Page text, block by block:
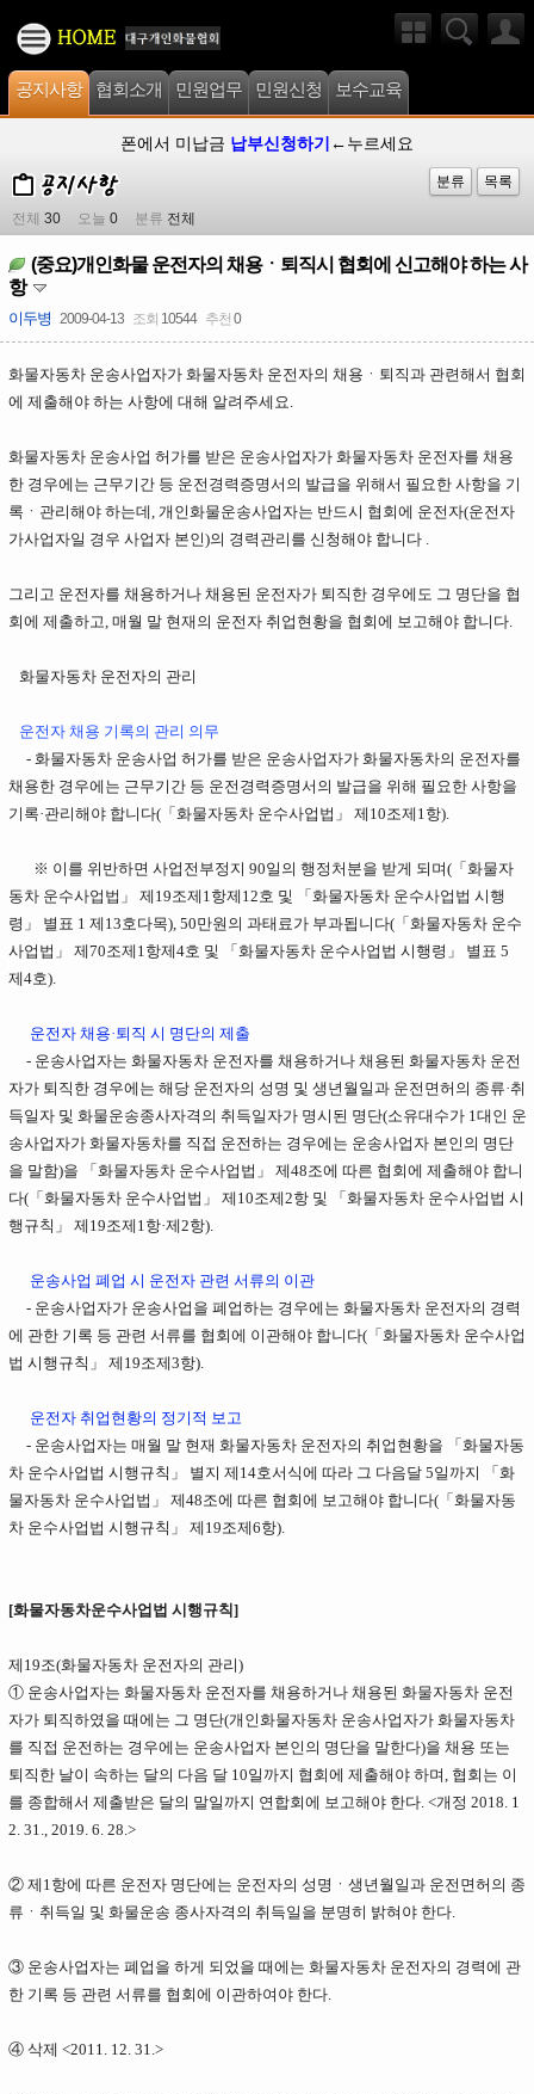
공지사항 협회소개 민원업무 민원신청 보수교육
폰에서 미납금 납부신청하기 ←누르세요
분류 목록
전체 30 오늘 0 분류 전체
(중요)개인화물 운전자의 채용ㆍ퇴직시 협회에 신고해야 하는 사
항
이두병 2009-04-13 조회 10544 추천 0
화물자동차 운송사업자가 화물자동차 운전자의 채용ㆍ퇴직과 관련해서 협회
에 제출해야 하는 사항에 대해 알려주세요.
화물자동차 운송사업 허가를 받은 운송사업자가 화물자동차 운전자를 채용
한 경우에는 근무기간 등 운전경력증명서의 발급을 위해서 필요한 사항을 기
록ㆍ관리해야 하는데, 개인화물운송사업자는 반드시 협회에 운전자(운전자
가사업자일 경우 사업자 본인)의 경력관리를 신청해야 합니다 .
그리고 운전자를 채용하거나 채용된 운전자가 퇴직한 경우에도 그 명단을 협
회에 제출하고, 매월 말 현재의 운전자 취업현황을 협회에 보고해야 합니다.
화물자동차 운전자의 관리
운전자 채용 기록의 관리 의무
- 화물자동차 운송사업 허가를 받은 운송사업자가 화물자동차의 운전자를
채용한 경우에는 근무기간 등 운전경력증명서의 발급을 위해 필요한 사항을
기록·관리해야 합니다(「화물자동차 운수사업법」 제10조제1항).
※ 이를 위반하면 사업전부정지 90일의 행정처분을 받게 되며(「화물자
동차 운수사업법」 제19조제1항제12호 및 「화물자동차 운수사업법 시행
령」 별표 1 제13호다목), 50만원의 과태료가 부과됩니다(「화물자동차 운수
사업법」 제70조제1항제4호 및 「화물자동차 운수사업법 시행령」 별표 5
제4호).
운전자 채용·퇴직 시 명단의 제출
- 운송사업자는 화물자동차 운전자를 채용하거나 채용된 화물자동차 운전
자가 퇴직한 경우에는 해당 운전자의 성명 및 생년월일과 운전면허의 종류·취
득일자 및 화물운송종사자격의 취득일자가 명시된 명단(소유대수가 1대인 운
송사업자가 화물자동차를 직접 운전하는 경우에는 운송사업자 본인의 명단
을 말함)을 「화물자동차 운수사업법」 제48조에 따른 협회에 제출해야 합니
다(「화물자동차 운수사업법」 제10조제2항 및 「화물자동차 운수사업법 시
행규칙」 제19조제1항·제2항).
운송사업 폐업 시 운전자 관련 서류의 이관
- 운송사업자가 운송사업을 폐업하는 경우에는 화물자동차 운전자의 경력
에 관한 기록 등 관련 서류를 협회에 이관해야 합니다(「화물자동차 운수사업
법 시행규칙」 제19조제3항).
운전자 취업현황의 정기적 보고
- 운송사업자는 매월 말 현재 화물자동차 운전자의 취업현황을 「화물자동
차 운수사업법 시행규칙」 별지 제14호서식에 따라 그 다음달 5일까지 「화
물자동차 운수사업법」 제48조에 따른 협회에 보고해야 합니다(「화물자동
차 운수사업법 시행규칙」 제19조제6항).
[화물자동차운수사업법 시행규칙]
제19조(화물자동차 운전자의 관리)
① 운송사업자는 화물자동차 운전자를 채용하거나 채용된 화물자동차 운전
자가 퇴직하였을 때에는 그 명단(개인화물자동차 운송사업자가 화물자동차
를 직접 운전하는 경우에는 운송사업자 본인의 명단을 말한다)을 채용 또는
퇴직한 날이 속하는 달의 다음 달 10일까지 협회에 제출해야 하며, 협회는 이
를 종합해서 제출받은 달의 말일까지 연합회에 보고해야 한다. <개정 2018. 1
2. 31., 2019. 6. 28.>
② 제1항에 따른 운전자 명단에는 운전자의 성명ㆍ생년월일과 운전면허의 종
류ㆍ취득일 및 화물운송 종사자격의 취득일을 분명히 밝혀야 한다.
③ 운송사업자는 폐업을 하게 되었을 때에는 화물자동차 운전자의 경력에 관
한 기록 등 관련 서류를 협회에 이관하여야 한다.
④ 삭제 <2011. 12. 31.>